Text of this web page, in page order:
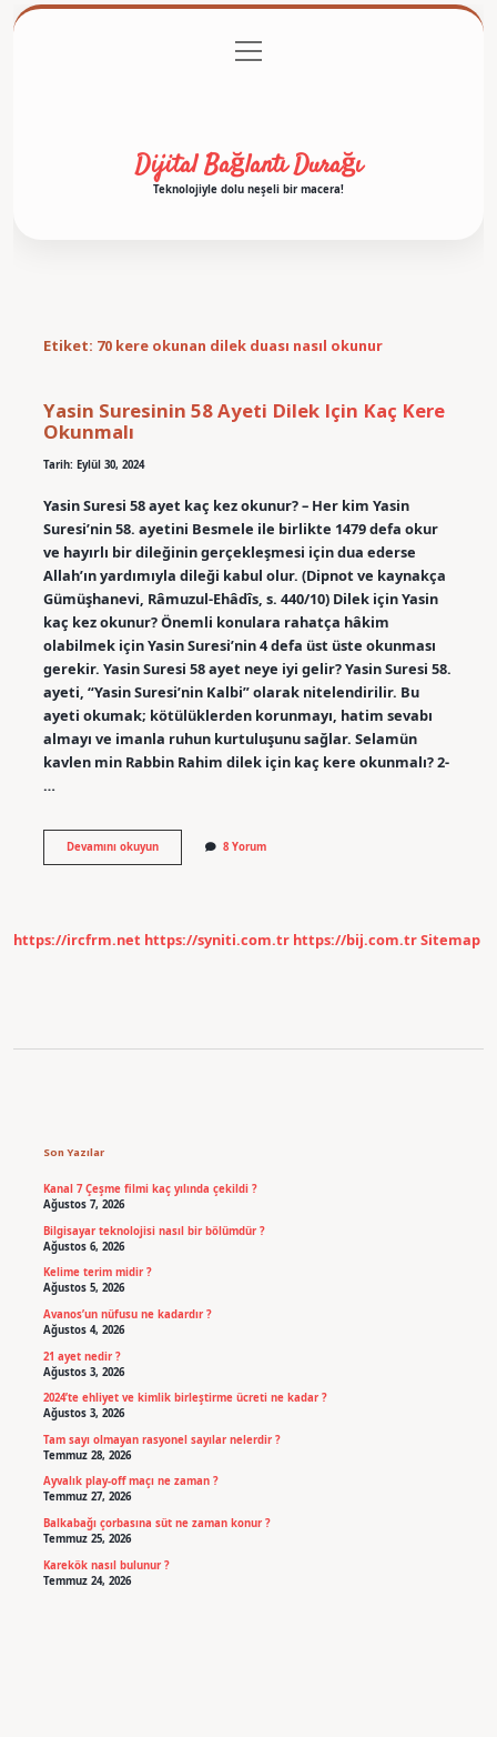
Gizlilik Politikası
menüyü
aç
Dijital Bağlantı Durağı
Teknolojiyle dolu neşeli bir macera!
Etiket: 70 kere okunan dilek duası nasıl okunur
Yasin Suresinin 58 Ayeti Dilek Için Kaç Kere
Okunmalı
Tarih: Eylül 30, 2024
Yasin Suresi 58 ayet kaç kez okunur? – Her kim Yasin
Suresi’nin 58. ayetini Besmele ile birlikte 1479 defa okur
ve hayırlı bir dileğinin gerçekleşmesi için dua ederse
Allah’ın yardımıyla dileği kabul olur. (Dipnot ve kaynakça
Gümüşhanevi, Râmuzul-Ehâdîs, s. 440/10) Dilek için Yasin
kaç kez okunur? Önemli konulara rahatça hâkim
olabilmek için Yasin Suresi’nin 4 defa üst üste okunması
gerekir. Yasin Suresi 58 ayet neye iyi gelir? Yasin Suresi 58.
ayeti, “Yasin Suresi’nin Kalbi” olarak nitelendirilir. Bu
ayeti okumak; kötülüklerden korunmayı, hatim sevabı
almayı ve imanla ruhun kurtuluşunu sağlar. Selamün
kavlen min Rabbin Rahim dilek için kaç kere okunmalı? 2-
…
Devamını okuyunYasin
Suresinin
Kaç
8 Yorum
https://ircfrm.net https://syniti.com.tr https://bij.com.trSitemap
Son Yazılar
Kanal 7 Çeşme filmi kaç yılında çekildi ?
Ağustos 7, 2026
Bilgisayar teknolojisi nasıl bir bölümdür ?
Ağustos 6, 2026
Kelime terim midir ?
Ağustos 5, 2026
Avanos’un nüfusu ne kadardır ?
Ağustos 4, 2026
21 ayet nedir ?
Ağustos 3, 2026
2024’te ehliyet ve kimlik birleştirme ücreti ne kadar ?
Ağustos 3, 2026
Tam sayı olmayan rasyonel sayılar nelerdir ?
Temmuz 28, 2026
Ayvalık play-off maçı ne zaman ?
Temmuz 27, 2026
Balkabağı çorbasına süt ne zaman konur ?
Temmuz 25, 2026
Karekök nasıl bulunur ?
Temmuz 24, 2026